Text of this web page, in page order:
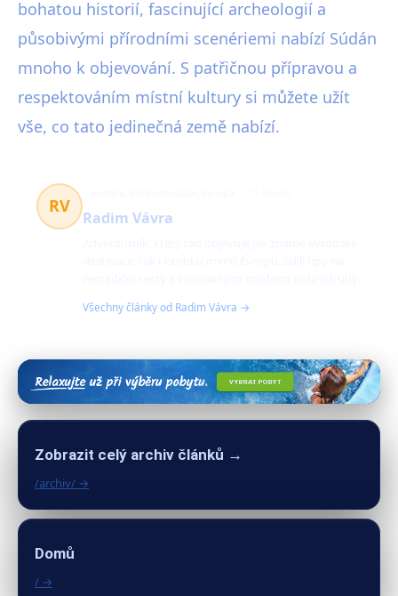
bohatou historií, fascinující archeologií a
působivými přírodními scenériemi nabízí Súdán
mnoho k objevování. S patřičnou přípravou a
respektováním místní kultury si můžete užít
vše, co tato jedinečná země nabízí.
RV
Radim Vávra
Všechny články od Radim Vávra →
Zobrazit celý archiv článků →
/archiv/ →
Domů
/ →